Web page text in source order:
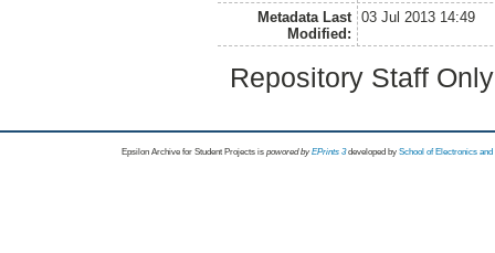
Metadata Last
Modified:
03 Jul 2013 14:49
Repository Staff
Epsilon Archive for Student Projects is powored byEPrints 3 developed by School of Electronics